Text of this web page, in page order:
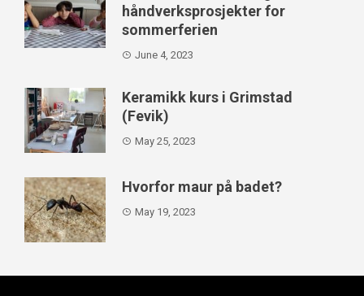
håndverksprosjekter for
sommerferien
June 4, 2023
Keramikk kurs i Grimstad
(Fevik)
May 25, 2023
Hvorfor maur på badet?
May 19, 2023